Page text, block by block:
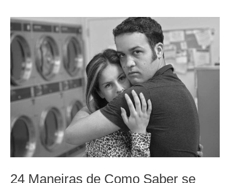
24 Maneiras de Como Saber se